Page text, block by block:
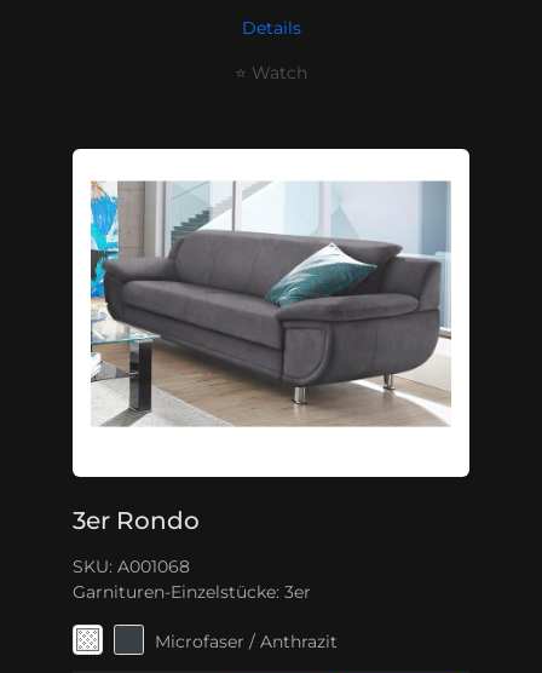
Details
⭐ Watch
3er Rondo
SKU: A001068
Garnituren-Einzelstücke: 3er
Microfaser / Anthrazit